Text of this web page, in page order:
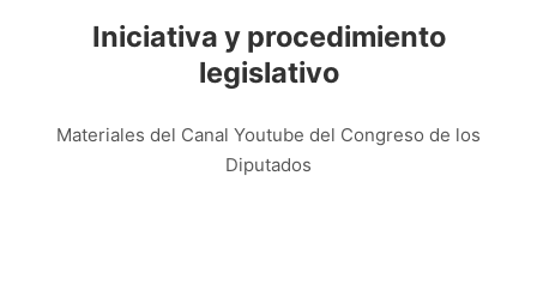
Iniciativa y procedimiento
legislativo
Materiales del Canal Youtube del Congreso de los
Diputados